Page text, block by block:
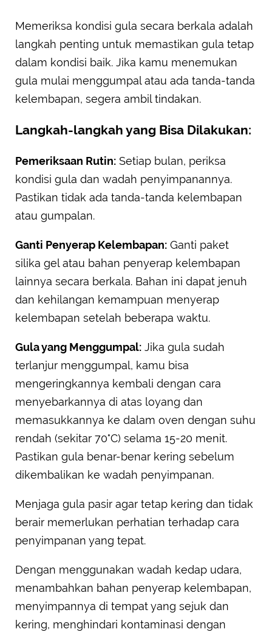
Memeriksa kondisi gula secara berkala adalah
langkah penting untuk memastikan gula tetap
dalam kondisi baik. Jika kamu menemukan
gula mulai menggumpal atau ada tanda-tanda
kelembapan, segera ambil tindakan.
Langkah-langkah yang Bisa Dilakukan:
Pemeriksaan Rutin: Setiap bulan, periksa
kondisi gula dan wadah penyimpanannya.
Pastikan tidak ada tanda-tanda kelembapan
atau gumpalan.
Ganti Penyerap Kelembapan: Ganti paket
silika gel atau bahan penyerap kelembapan
lainnya secara berkala. Bahan ini dapat jenuh
dan kehilangan kemampuan menyerap
kelembapan setelah beberapa waktu.
Gula yang Menggumpal: Jika gula sudah
terlanjur menggumpal, kamu bisa
mengeringkannya kembali dengan cara
menyebarkannya di atas loyang dan
memasukkannya ke dalam oven dengan suhu
rendah (sekitar 70°C) selama 15-20 menit.
Pastikan gula benar-benar kering sebelum
dikembalikan ke wadah penyimpanan.
Menjaga gula pasir agar tetap kering dan tidak
berair memerlukan perhatian terhadap cara
penyimpanan yang tepat.
Dengan menggunakan wadah kedap udara,
menambahkan bahan penyerap kelembapan,
menyimpannya di tempat yang sejuk dan
kering, menghindari kontaminasi dengan